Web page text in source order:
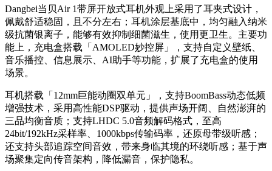
Dangbei当贝Air 1带屏开放式耳机外观上采用了耳夹式设计，
佩戴舒适稳固，且不分左右；耳机涂层基底中，均匀融入纳米
级抗菌银离子，能够有效抑制细菌滋生，使用更卫生。主要功
能上，充电盒搭载「AMOLED妙控屏」，支持自定义壁纸、
音乐播控、信息展示、AI助手等功能，扩展了充电盒的使用
场景。
耳机搭载「12mm巨能动圈双单元」，支持BoomBass动态低频
增强技术，采用高性能DSP驱动，提供声场开阔、自然澎湃的
三品均衡音质；支持LHDC 5.0音频解码格式，至高
24bit/192kHz采样率、1000kbps传输码率，还原母带级听感；
还支持头部追踪空间音效，带来身临其境的环绕听感；基于声
场聚集定向传音架构，降低漏音，保护隐私。